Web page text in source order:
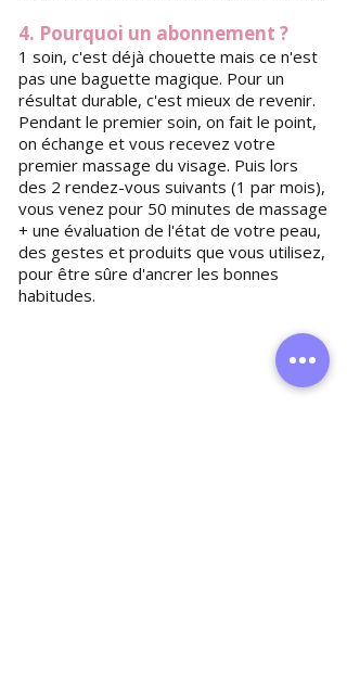
4. Pourquoi un abonnement ?
1 soin, c'est déjà chouette mais ce n'est
pas une baguette magique. Pour un
résultat durable, c'est mieux de revenir.
Pendant le premier soin, on fait le point,
on échange et vous recevez votre
premier massage du visage. Puis lors
des 2 rendez-vous suivants (1 par mois),
vous venez pour 50 minutes de massage
+ une évaluation de l'état de votre peau,
des gestes et produits que vous utilisez,
pour être sûre d'ancrer les bonnes
habitudes.